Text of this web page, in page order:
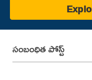
సంబంధిత పోస్ట్